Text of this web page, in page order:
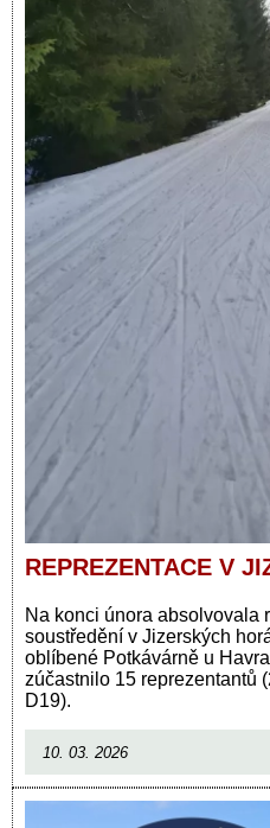
REPREZENTACE V
Na konci února absolvovala
soustředění v Jizerských
oblíbené Potkávárně u
zúčastnilo 15 reprezentantů
D19).
10. 03. 2026